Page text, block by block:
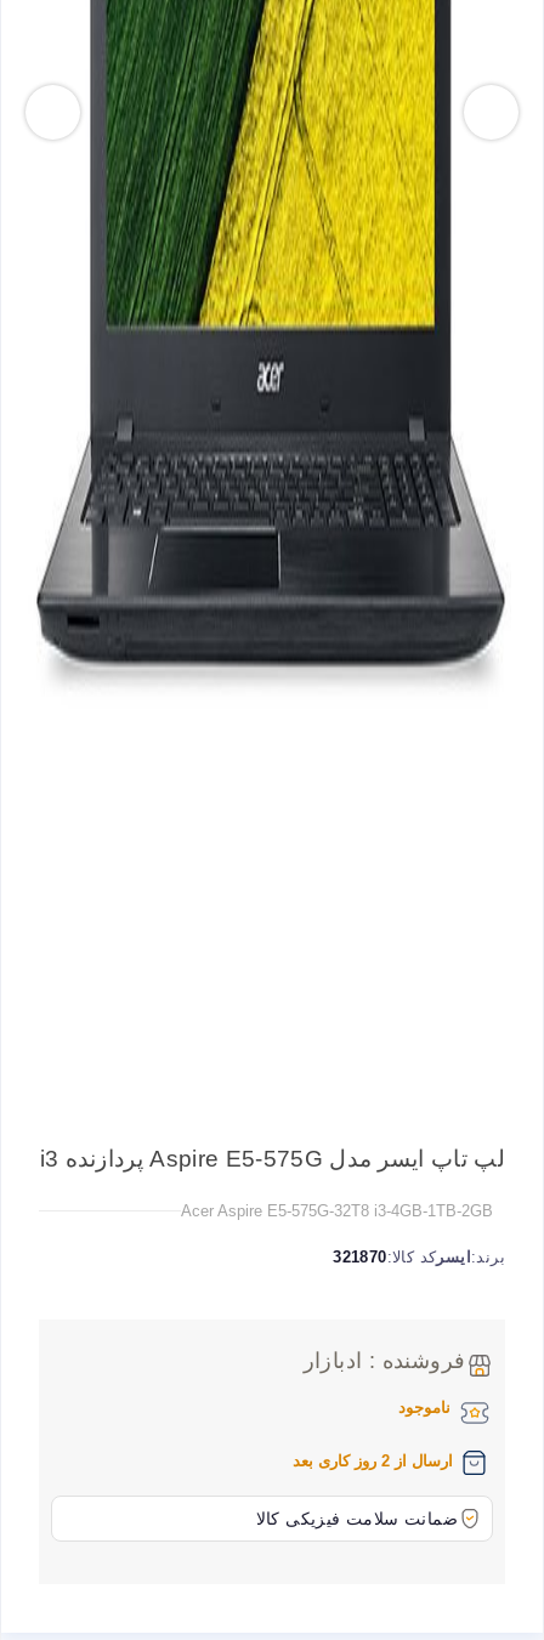
لپ تاپ ایسر مدل Aspire E5-575G پردازنده i3
Acer Aspire E5-575G-32T8 i3-4GB-1TB-2GB
برند: ایسرکد کالا:321870
فروشنده : ادبازار
ناموجود
ارسال از 2 روز کاری بعد
ضمانت سلامت فیزیکی کالا